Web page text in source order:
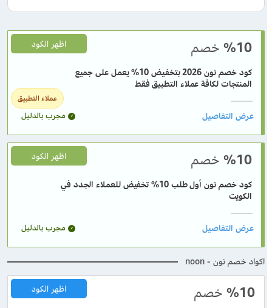
%10 خصم
عملاء التطبيق
كود خصم نون 2026 بتخفيض 10% يعمل على جميع
المنتجات لكافة عملاء التطبيق فقط
اظهر الكود
مجرب بالدليل
%10 خصم
كود خصم نون أول طلب 10% تخفيض للعملاء الجدد في
الكويت
اظهر الكود
مجرب بالدليل
اكواد خصم نون - noon
%10 خصم اظهر الكود